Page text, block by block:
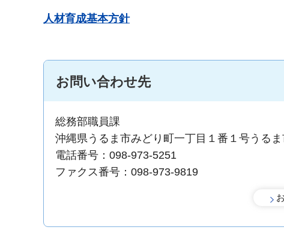
人材育成基本方針
お問い合わせ先
総務部職員課
沖縄県うるま市みどり町一丁目１番１号うる
電話番号：098-973-5251
ファクス番号：098-973-9819